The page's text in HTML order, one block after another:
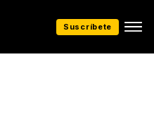
Suscríbete